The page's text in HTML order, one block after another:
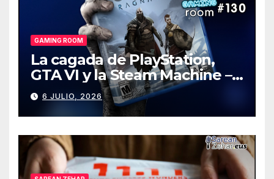
GAMING ROOM
La cagada de PlayStation,
GTA VI y la Steam Machine –
Gaming Room #130
6 JULIO, 2026